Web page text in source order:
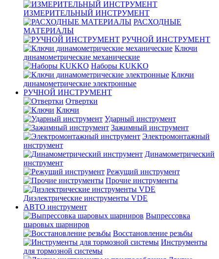
ИЗМЕРИТЕЛЬНЫЙ ИНСТРУМЕНТ
РАСХОДНЫЕ
МАТЕРИАЛЫ
РУЧНОЙ ИНСТРУМЕНТ
Ключи
динамометрические механические
Наборы KUKKO
Ключи
динамометрические электронные
РУЧНОЙ ИНСТРУМЕНТ
Отвертки
Ключи
Ударный инструмент
Зажимный инструмент
Электромонтажный
инструмент
Динамометрический
инструмент
Режущий инструмент
Прочие инструменты
Диэлектрические инструменты VDE
АВТО инструмент
Выпрессовка
шаровых шарниров
Восстановление резьбы
Инструменты
для тормозной системы